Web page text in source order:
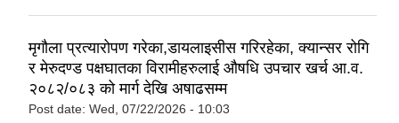
मृगौला प्रत्यारोपण गरेका,डायलाइसीस गरिरहेका, क्यान्सर रोगि
र मेरुदण्ड पक्षघातका विरामीहरुलाई औषधि उपचार खर्च आ.व.
२०८२/०८३ को मार्ग देखि अषाढसम्म
Post date: Wed, 07/22/2026 - 10:03